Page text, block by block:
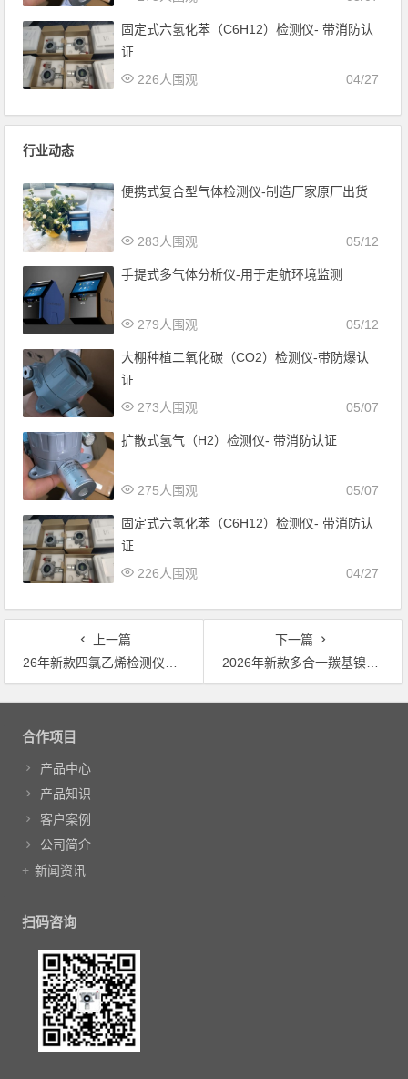
固定式六氢化苯（C6H12）检测仪- 带消防认
证
04/27
226人围观
行业动态
便携式复合型气体检测仪-制造厂家原厂出货
05/12
283人围观
手提式多气体分析仪-用于走航环境监测
05/12
279人围观
大棚种植二氧化碳（CO2）检测仪-带防爆认
证
05/07
273人围观
扩散式氢气（H2）检测仪- 带消防认证
05/07
275人围观
固定式六氢化苯（C6H12）检测仪- 带消防认
证
04/27
226人围观
上一篇
26年新款四氯乙烯检测仪0-10ppm-全氯乙烯气体报警器-PID原理
下一篇
2026年新款多合一羰基镍检测仪-ppb极四羰化鎳气体报警器-可扩展多气体指标
文章导航
合作项目
产品中心
产品知识
客户案例
公司简介
新闻资讯
扫码咨询